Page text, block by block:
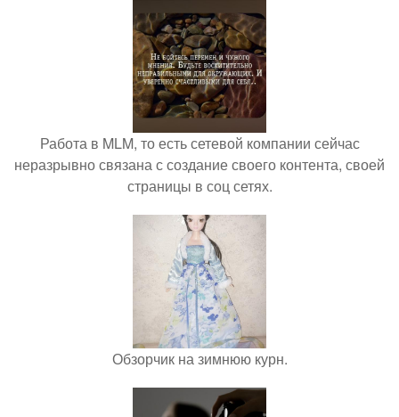
Работа в MLM, то есть сетевой компании сейчас
неразрывно связана с создание своего контента, своей
страницы в соц сетях.
Обзорчик на зимнюю курн.